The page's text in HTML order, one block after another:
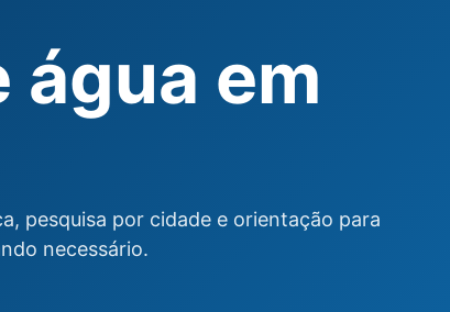
água em
pesquisa por cidade e orientação para
necessário.